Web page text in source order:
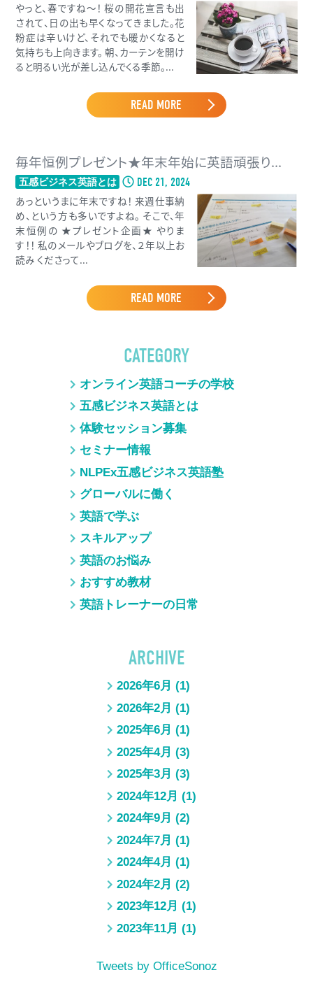
やっと、春ですね〜！ 桜の開花宣言も出
されて、日の出も早くなってきました。花
粉症は辛いけど、それでも暖かくなると
気持ちも上向きます。 朝、カーテンを開け
ると明るい光が差し込んでくる季節。...
READ MORE
毎年恒例プレゼント★年末年始に英語頑張り...
五感ビジネス英語とは DEC 21, 2024
あっというまに年末ですね！ 来週仕事納
め、という方も多いですよね。 そこで、年
末恒例の ★プレゼント企画★ やりま
す！！ 私のメールやブログを、２年以上お
読み くださって...
READ MORE
CATEGORY
オンライン英語コーチの学校
五感ビジネス英語とは
体験セッション募集
セミナー情報
NLPEx五感ビジネス英語塾
グローバルに働く
英語で学ぶ
スキルアップ
英語のお悩み
おすすめ教材
英語トレーナーの日常
ARCHIVE
2026年6月 (1)
2026年2月 (1)
2025年6月 (1)
2025年4月 (3)
2025年3月 (3)
2024年12月 (1)
2024年9月 (2)
2024年7月 (1)
2024年4月 (1)
2024年2月 (2)
2023年12月 (1)
2023年11月 (1)
Tweets by OfficeSonoz